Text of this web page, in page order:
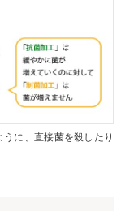
に、直接菌を殺したり